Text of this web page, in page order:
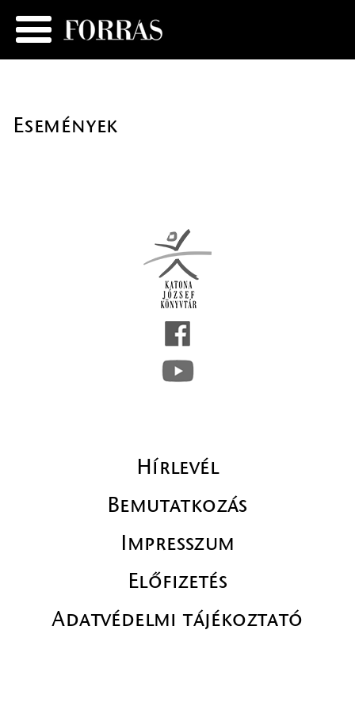
Események
Hírlevél
Bemutatkozás
Impresszum
Előfizetés
Adatvédelmi tájékoztató